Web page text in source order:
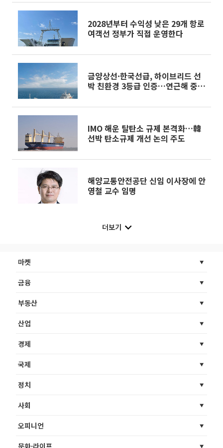
2028년부터 수익성 낮은 29개 항로
여객선 정부가 직접 운영한다
금양상선·한국선급, 하이브리드 선
박 친환경 3등급 인증…연근해 중소
IMO 해운 탈탄소 규제 본격화…韓
선박 탄소규제 개선 논의 주도
해양교통안전공단 신임 이사장에 안
영철 교수 임명
더보기
마켓
금융
부동산
산업
경제
국제
정치
사회
오피니언
문화·라이프